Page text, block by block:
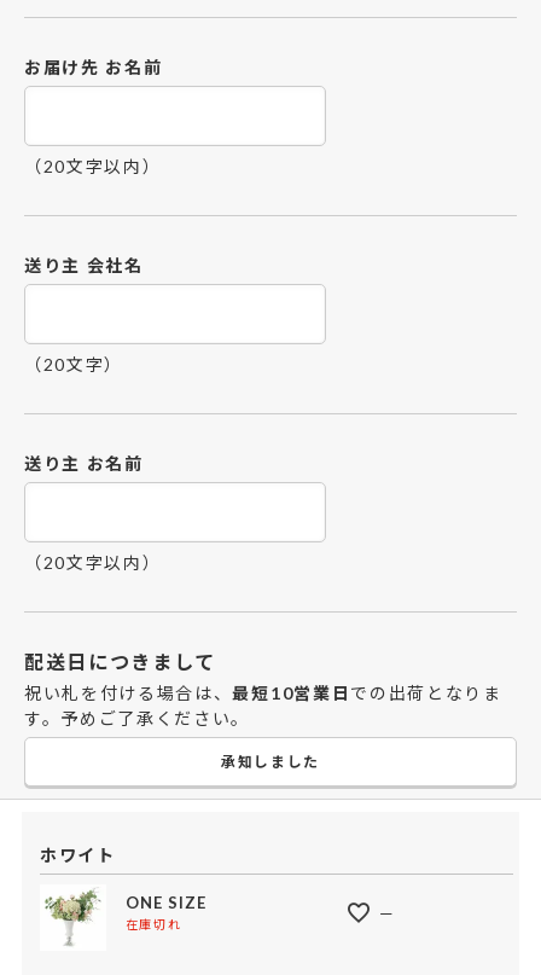
お届け先 お名前
（20文字以内）
送り主 会社名
（20文字）
送り主 お名前
（20文字以内）
配送日につきまして
祝い札を付ける場合は、最短10営業日 での出荷となりま
す。予めご了承ください。
承知しました
ホワイト
ONE SIZE
在庫切れ
—